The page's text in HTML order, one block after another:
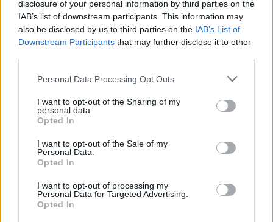
disclosure of your personal information by third parties on the
IAB’s list of downstream participants. This information may
also be disclosed by us to third parties on the IAB’s List of
Downstream Participants that may further disclose it to other
Please note that this website/app uses one or more Google
not limited to your visit or usage behaviour. You may click to
grant or deny consent to Google and its third-party tags to
use your data for below specified purposes in below Google
consent section.
Personal Data Processing Opt Outs
I want to opt-out of the Sharing of my
personal data.
Opted In
I want to opt-out of the Sale of my
Personal Data.
Opted In
I want to opt-out of processing my
Personal Data for Targeted Advertising.
Opted In